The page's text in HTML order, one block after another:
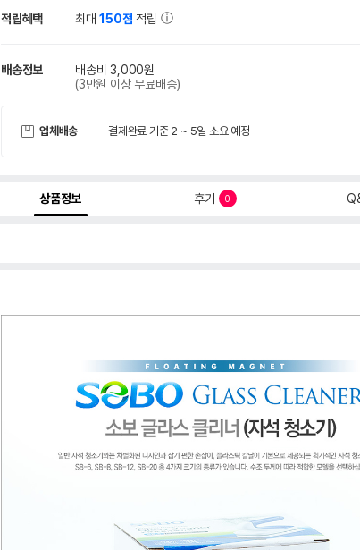
적립혜택 최대150점 적립
배송정보
배송비 3,000원
(3만원 이상 무료배송)
업체배송 결제완료 기준 2 ~ 5일 소요 예정
상품정보 후기 0